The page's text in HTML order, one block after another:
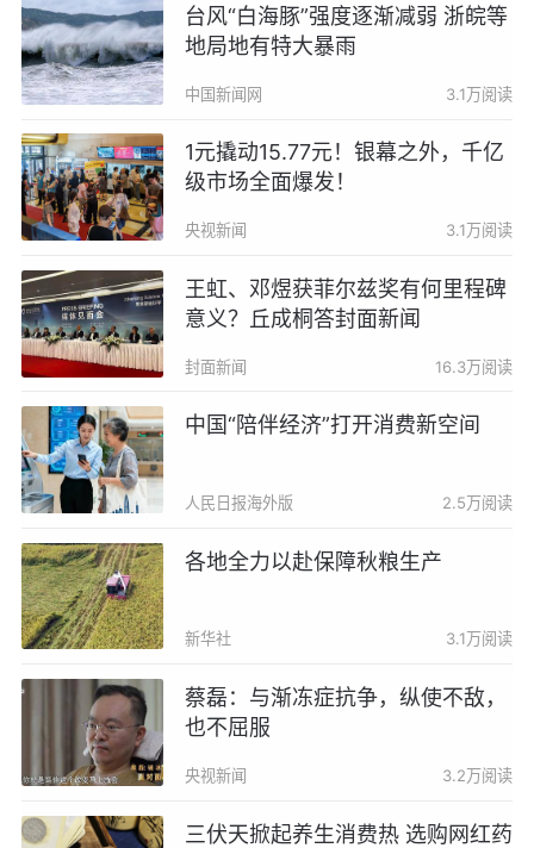
台风“白海豚”强度逐渐减弱 浙皖等
地局地有特大暴雨
中国新闻网 3.1万阅读
1元撬动15.77元！银幕之外，千亿
级市场全面爆发！
央视新闻 3.1万阅读
王虹、邓煜获菲尔兹奖有何里程碑
意义？丘成桐答封面新闻
封面新闻 16.3万阅读
中国“陪伴经济”打开消费新空间
人民日报海外版 2.5万阅读
各地全力以赴保障秋粮生产
新华社 3.1万阅读
蔡磊：与渐冻症抗争，纵使不敌，
也不屈服
央视新闻 3.2万阅读
三伏天掀起养生消费热 选购网红药